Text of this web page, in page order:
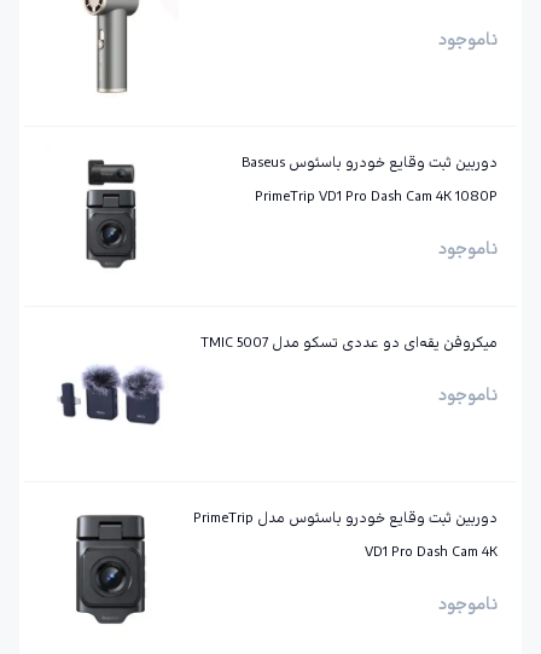
ناموجود
دوربین ثبت وقایع خودرو باسئوس Baseus
PrimeTrip VD1 Pro Dash Cam 4K 1080P
ناموجود
میکروفن یقه‌ای دو عددی تسکو مدل TMIC 5007
ناموجود
دوربین ثبت وقایع خودرو باسئوس مدل PrimeTrip
VD1 Pro Dash Cam 4K
ناموجود